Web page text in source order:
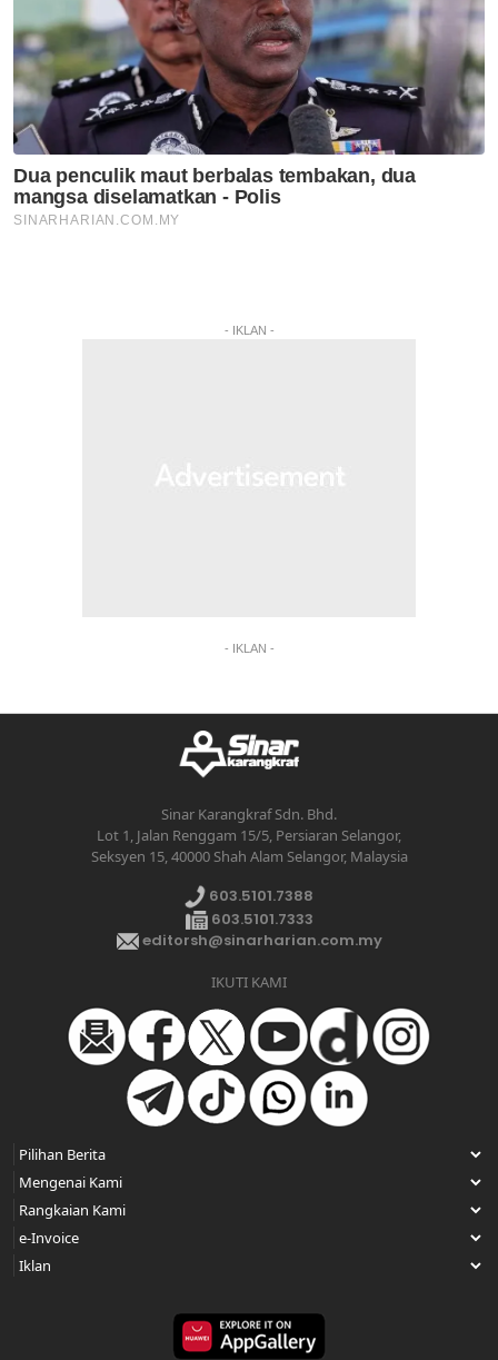
- IKLAN -
- IKLAN -
Sinar Karangkraf Sdn. Bhd.
Lot 1, Jalan Renggam 15/5, Persiaran Selangor,
Seksyen 15, 40000 Shah Alam Selangor, Malaysia
603.5101.7388
603.5101.7333
editorsh@sinarharian.com.my
IKUTI KAMI